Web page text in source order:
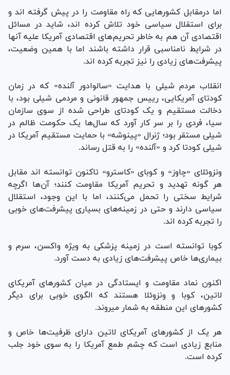
اما درمقابل کشور‌هایی که راه مقاومت را در پیش گرفته اند و
برای استقلال سیاسی خود تلاش کرده اند، شاید در مسائل
اقتصادی آن هم به خاطر تحریم‌های اقتصادی آمریکا علیه آنها
در شرایط نامناسبی قرار داشته باشند اما با همین وضعیت،
پیشرفت‌های زیادی را نیز تجربه کرده اند.
انقلاب مردم شیلی با هدایت «سالوادور آلنده» که در زمان
کودتای آمریکایی، رییس جمهور قانونی و مردمی شیلی بود، با
دخالت مستقیم و یک کودتای طراحی شده از سوی سازمان
سیا، فردی را بر سر کار آورد که سال‌ها یک حکومت ظالم در
شیلی مستقر بود؛ ژنرال «پینوشه» با حمایت مستقیم آمریکا در
شیلی کودتا کرد و «آلنده» را به قتل رساند.
ونزوئلای «چاوز» و کوبای «کاسترو» تاکنون توانسته اند مقابل
هر گونه تهدید و تحریم آمریکا مقاومت کنند؛ آن‌ها اگرچه
شرایط سختی را تحمل می‌کنند، اما با این وجود، استقلال
سیاسی دارند و حتی در زمینه‌های بسیاری پیشرفت‌های خوبی
را تجربه کرده اند.
کوبا توانسته است در زمینه پزشکی به ویژه واکسن، سرم و
بیماری‌ها خاص پیشرفت‌های زیادی به دست آورد.
اکنون نماد مقاومت و ایستادگی در میان کشور‌های آمریکای
لاتین، کوبا و ونزوئلا هستند که الگوی خوبی برای دیگر
کشور‌های این منطقه به شمار می‎روند.
هر یک از کشور‌های آمریکای لاتین دارای ظرفیت‌ها خاص و
منابع زیادی است که چشم طمع آمریکا را به سوی خود جلب
کرده است.